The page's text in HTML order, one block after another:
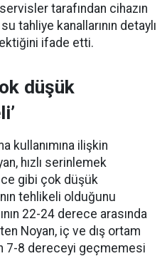
tarafından cihazın
tahliye kanallarının detaylı
ifade etti.
düşük
kullanımına ilişkin
hızlı serinlemek
gibi çok düşük
tehlikeli olduğunu
22-24 derece arasında
Noyan, iç ve dış ortam
7-8 dereceyi geçmemesi